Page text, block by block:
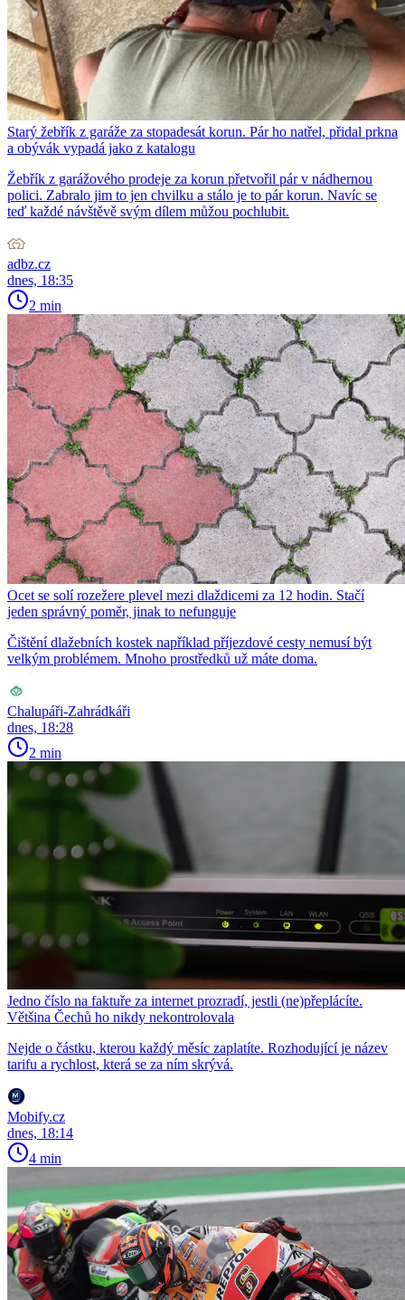
Starý žebřík z garáže za stopadesát korun. Pár ho natřel, přidal prkna
a obývák vypadá jako z katalogu
Žebřík z garážového prodeje za korun přetvořil pár v nádhernou
polici. Zabralo jim to jen chvilku a stálo je to pár korun. Navíc se
teď každé návštěvě svým dílem můžou pochlubit.
adbz.cz
dnes, 18:35
2 min
Ocet se solí rozežere plevel mezi dlaždicemi za 12 hodin. Stačí
jeden správný poměr, jinak to nefunguje
Čištění dlažebních kostek například příjezdové cesty nemusí být
velkým problémem. Mnoho prostředků už máte doma.
Chalupáři-Zahrádkáři
dnes, 18:28
2 min
Jedno číslo na faktuře za internet prozradí, jestli (ne)přeplácíte.
Většina Čechů ho nikdy nekontrolovala
Nejde o částku, kterou každý měsíc zaplatíte. Rozhodující je název
tarifu a rychlost, která se za ním skrývá.
Mobify.cz
dnes, 18:14
4 min